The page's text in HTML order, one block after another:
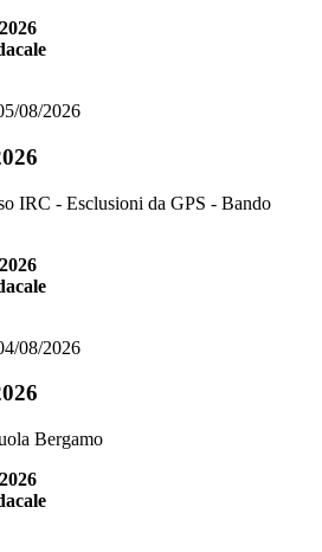
08/2026
IRC - Esclusioni da GPS - Bando
08/2026
Bergamo